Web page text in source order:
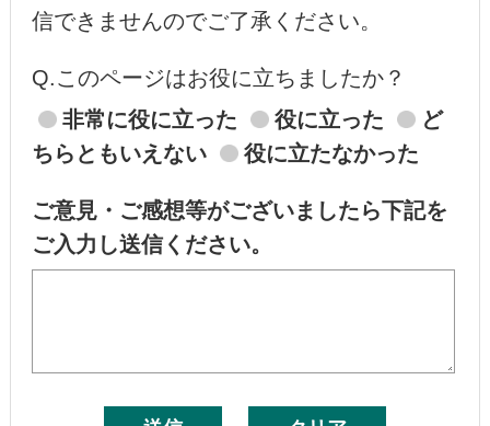
信できませんのでご了承ください。
Q.このページはお役に立ちましたか？
非常に役に立った
役に立った
ど
ちらともいえない
役に立たなかった
ご意見・ご感想等がございましたら下記を
ご入力し送信ください。